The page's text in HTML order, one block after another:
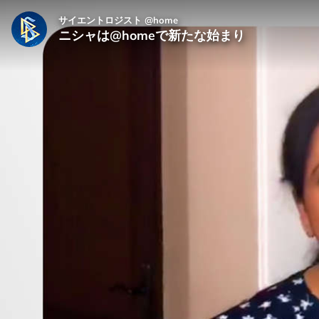
サイエントロジスト @home
ニシャは@homeで新たな始まり